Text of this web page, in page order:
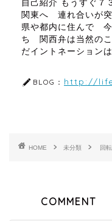
自己紹介 もうすぐ
関東へ 連れ合いが
県や都内に住んで
ち 関西弁は当然の
だイントネーション
BLOG： http://
HOME 未分類 回
COMMENT